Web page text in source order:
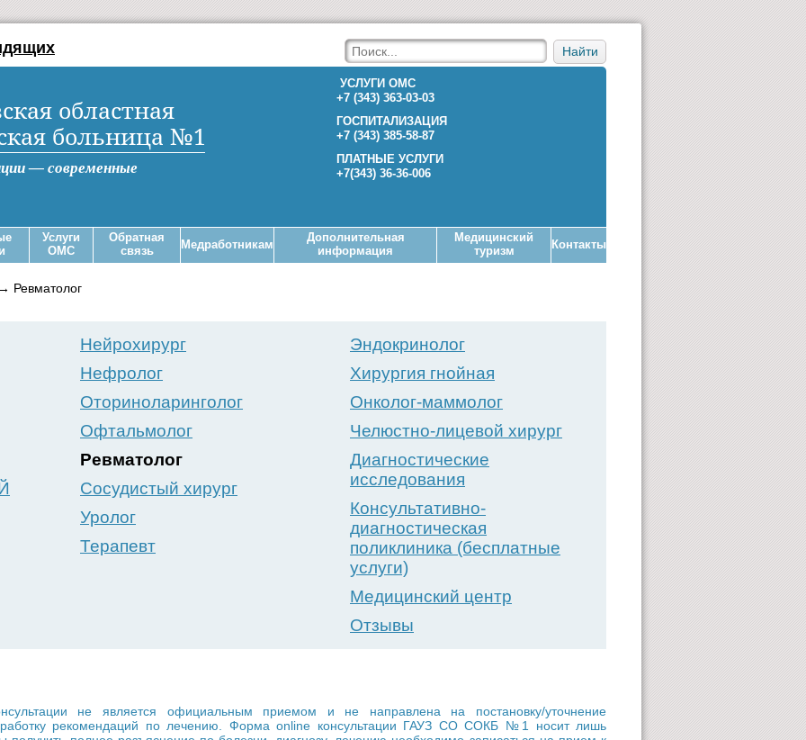
Найти
областная
больница №1
— современные
УСЛУГИ ОМС
+7 (343) 363-03-03
ГОСПИТАЛИЗАЦИЯ
+7 (343) 385-58-87
ПЛАТНЫЕ УСЛУГИ
+7(343) 36-36-006
Услуги
ОМС
Обратная
связь
Медработникам
Дополнительная
информация
Медицинский
туризм
Контакты
→ Ревматолог
Нейрохирург
Нефролог
Оториноларинголог
Офтальмолог
Ревматолог
Сосудистый хирург
Уролог
Терапевт
Эндокринолог
Хирургия гнойная
Онколог-маммолог
Челюстно-лицевой хирург
Диагностические
исследования
Консультативно-
диагностическая
поликлиника (бесплатные
услуги)
Медицинский центр
Отзывы
не является официальным приемом и не направлена на постановку/уточнение
рекомендаций по лечению. Форма online консультации ГАУЗ СО СОКБ №1 носит лишь